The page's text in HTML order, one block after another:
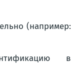
(например:
в